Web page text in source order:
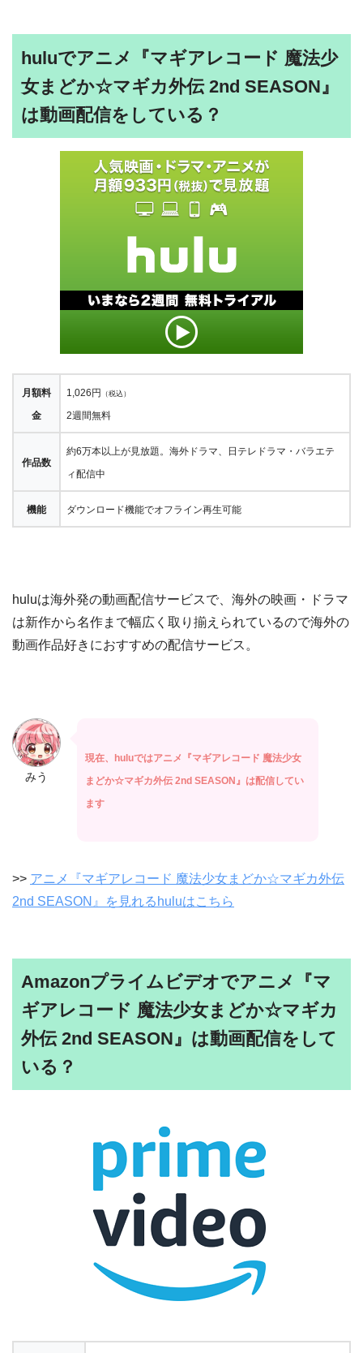
huluでアニメ『マギアレコード 魔法少
女まどか☆マギカ外伝 2nd SEASON』
は動画配信をしている？
月額料
金
1,026円 （税込）
2週間無料
作品数
約6万本以上が見放題。海外ドラマ、日テレドラマ・バラエテ
ィ配信中
機能 ダウンロード機能でオフライン再生可能
huluは海外発の動画配信サービスで、海外の映画・ドラマ
は新作から名作まで幅広く取り揃えられているので海外の
動画作品好きにおすすめの配信サービス。
みう
現在、huluではアニメ『マギアレコード 魔法少女
まどか☆マギカ外伝 2nd SEASON』は配信してい
ます
>> アニメ『マギアレコード 魔法少女まどか☆マギカ外伝
2nd SEASON』を見れるhuluはこちら
Amazonプライムビデオでアニメ『マ
ギアレコード 魔法少女まどか☆マギカ
外伝 2nd SEASON』は動画配信をして
いる？